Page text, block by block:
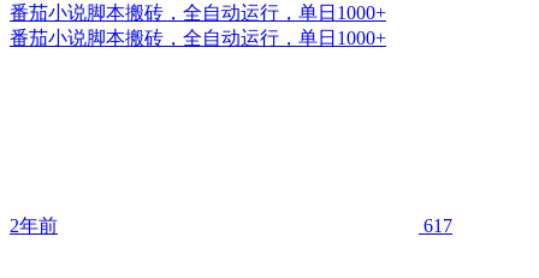
番茄小说脚本搬砖，全自动运行，单日1000+
番茄小说脚本搬砖，全自动运行，单日1000+
2年前 617